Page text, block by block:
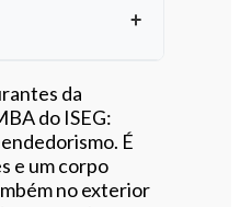
artigoda
do ISEG:
É
e um corpo
no exterior